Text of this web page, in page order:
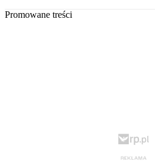
Promowane treści